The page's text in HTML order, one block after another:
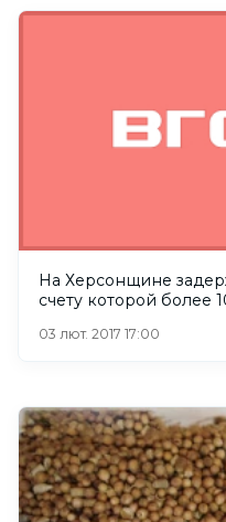
На Херсонщине
счету которой более
03 лют. 2017 17:00